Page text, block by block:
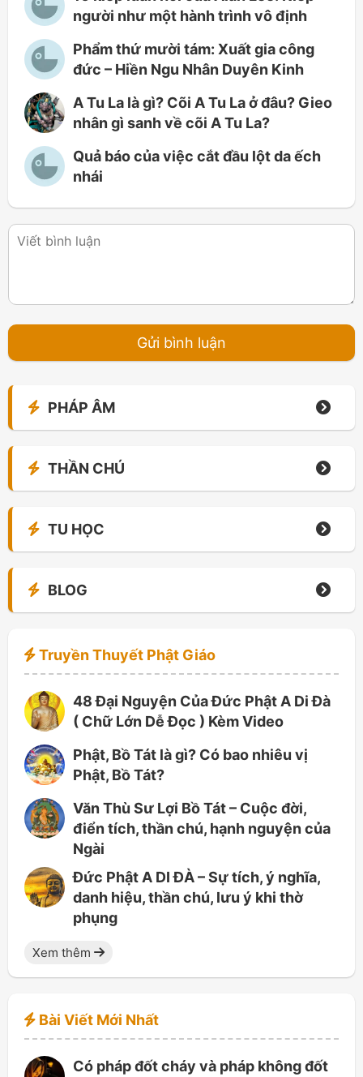
người như một hành trình vô định
Phẩm thứ mười tám: Xuất gia công
đức – Hiền Ngu Nhân Duyên Kinh
A Tu La là gì? Cõi A Tu La ở đâu? Gieo
nhân gì sanh về cõi A Tu La?
Quả báo của việc cắt đầu lột da ếch
nhái
PHÁP ÂM
THẦN CHÚ
TU HỌC
BLOG
Truyền Thuyết Phật Giáo
48 Đại Nguyện Của Đức Phật A Di Đà
( Chữ Lớn Dễ Đọc ) Kèm Video
Phật, Bồ Tát là gì? Có bao nhiêu vị
Phật, Bồ Tát?
Văn Thù Sư Lợi Bồ Tát – Cuộc đời,
điển tích, thần chú, hạnh nguyện của
Ngài
Đức Phật A DI ĐÀ – Sự tích, ý nghĩa,
danh hiệu, thần chú, lưu ý khi thờ
phụng
Xem thêm
Bài Viết Mới Nhất
Có pháp đốt cháy và pháp không đốt